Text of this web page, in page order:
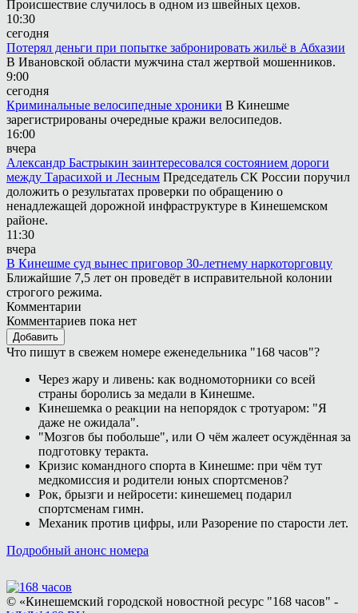
Происшествие случилось в одном из швейных цехов.
10:30
сегодня
Потерял деньги при попытке забронировать жильё в Абхазии
В Ивановской области мужчина стал жертвой мошенников.
9:00
сегодня
Криминальные велосипедные хроники В Кинешме
зарегистрированы очередные кражи велосипедов.
16:00
вчера
Александр Бастрыкин заинтересовался состоянием дороги
между Тарасихой и Лесным Председатель СК России поручил
доложить о результатах проверки по обращению о
ненадлежащей дорожной инфраструктуре в Кинешемском
районе.
11:30
вчера
В Кинешме суд вынес приговор 30-летнему наркоторговцу
Ближайшие 7,5 лет он проведёт в исправительной колонии
строгого режима.
Комментарии
Комментариев пока нет
Добавить
Что пишут в свежем номере еженедельника "168 часов"?
Через жару и ливень: как водномоторники со всей
страны боролись за медали в Кинешме.
Кинешемка о реакции на непорядок с тротуаром: "Я
даже не ожидала".
"Мозгов бы побольше", или О чём жалеет осуждённая за
подготовку теракта.
Кризис командного спорта в Кинешме: при чём тут
медкомиссия и родители юных спортсменов?
Рок, брызги и нейросети: кинешемец подарил
спортсменам гимн.
Механик против цифры, или Разорение по старости лет.
Подробный анонс номера
© «Кинешемский городской новостной ресурс "168 часов" -